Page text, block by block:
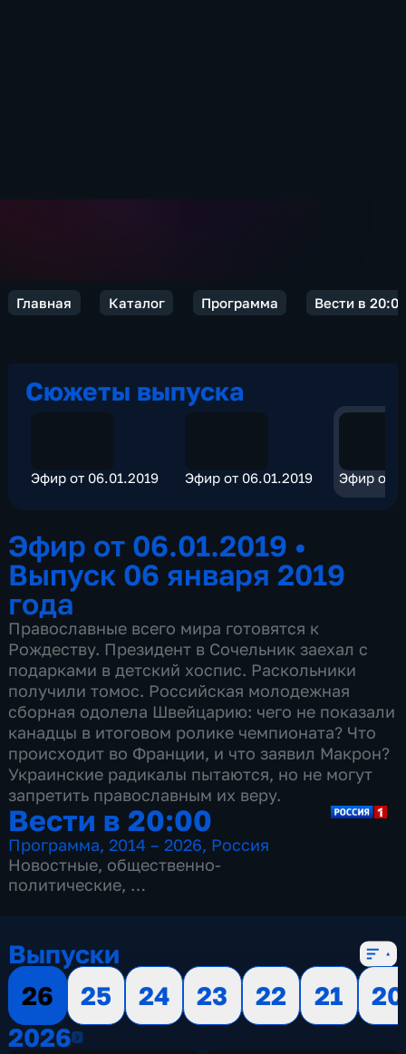
Главная Каталог Программа Вести в 20:00
Сюжеты выпуска
Эфир от 06.01.2019 Эфир от 06.01.2019 Эфир от
Эфир от 06.01.2019 •
Выпуск 06 января 2019
года
Православные всего мира готовятся к
Рождеству. Президент в Сочельник заехал с
подарками в детский хоспис. Раскольники
получили томос. Российская молодежная
сборная одолела Швейцарию: чего не показали
канадцы в итоговом ролике чемпионата? Что
происходит во Франции, и что заявил Макрон?
Украинские радикалы пытаются, но не могут
запретить православным их веру.
Вести в 20:00
Программа,2014 – 2026, Россия
Новостные, общественно-
политические,
Выпуски
26
25 24 23 22 21
20
20262026